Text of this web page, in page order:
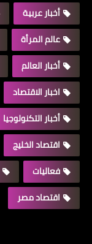
أخبار عربية
عالم المرأة
أخبار العالم
اخبار الاقتصاد
أخبار التكنولوجيا
اقتصاد الخليج
فعاليات
اقتصاد مصر